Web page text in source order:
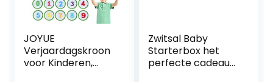
JOYUE
Verjaardagskroon
voor Kinderen,
Zwitsal Baby
Starterbox het
perfecte cadeau